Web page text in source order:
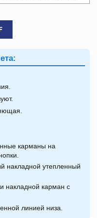
карманы на
накладной утепленный
накладной карман с
линией низа.